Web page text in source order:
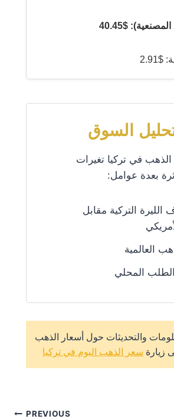
$40.45
السوق
في تركيا تغيرات
بعدة عوامل:
التركية مقابل
العالمية
المحلي
والتحديثات حول أسعار الذهب
زيارة سعر الذهب اليوم في تركيا
PREVIOUS